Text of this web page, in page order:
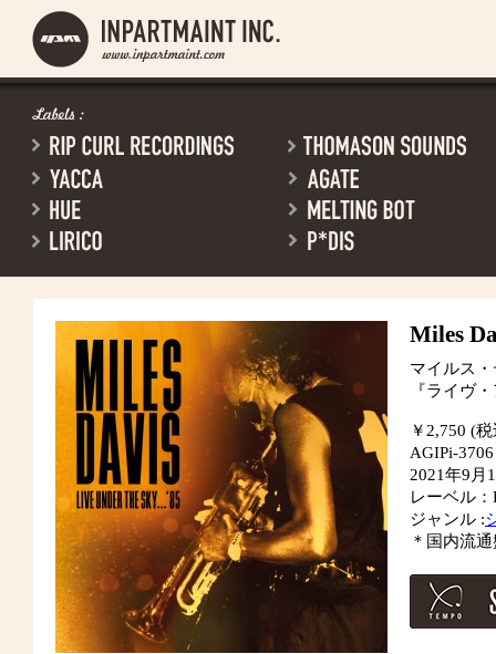
Miles
マイルス
『ライヴ
￥2,750 (
AGIPi-3706
2021年9月
レーベル
ジャンル :
＊国内流